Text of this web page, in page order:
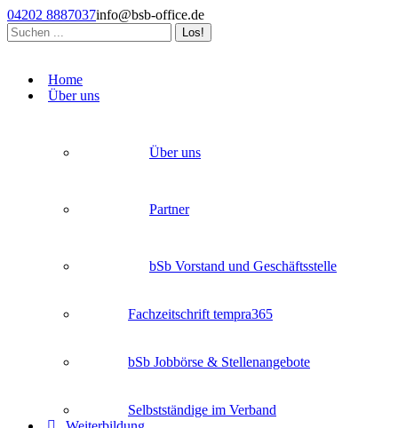
Zum
Inhalt
springen
04202 8887037info@bsb-office.de
Search:
opens
opens
opens
Home
Über uns
Über uns
Partner
bSb Vorstand und Geschäftsstelle
Fachzeitschrift tempra365
bSb Jobbörse & Stellenangebote
Selbstständige im Verband